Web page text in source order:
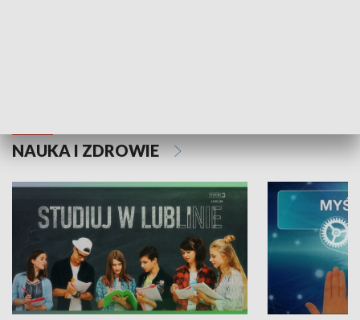
NAUKA I ZDROWIE